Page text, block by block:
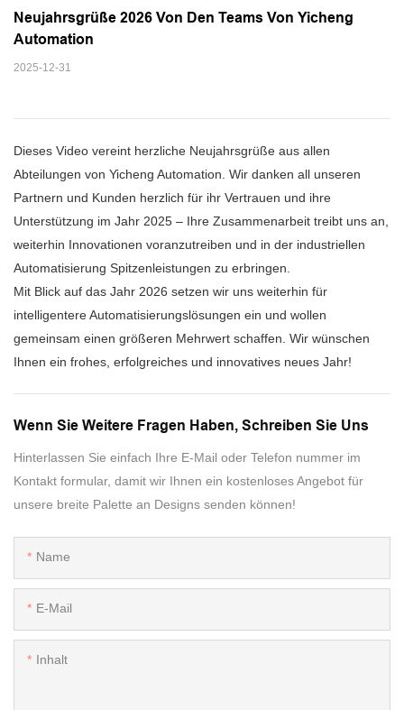
Neujahrsgrüße 2026 Von Den Teams Von Yicheng
Automation
2025-12-31
Dieses Video vereint herzliche Neujahrsgrüße aus allen
Abteilungen von Yicheng Automation. Wir danken all unseren
Partnern und Kunden herzlich für ihr Vertrauen und ihre
Unterstützung im Jahr 2025 – Ihre Zusammenarbeit treibt uns an,
weiterhin Innovationen voranzutreiben und in der industriellen
Automatisierung Spitzenleistungen zu erbringen.
Mit Blick auf das Jahr 2026 setzen wir uns weiterhin für
intelligentere Automatisierungslösungen ein und wollen
gemeinsam einen größeren Mehrwert schaffen. Wir wünschen
Ihnen ein frohes, erfolgreiches und innovatives neues Jahr!
Wenn Sie Weitere Fragen Haben, Schreiben Sie Uns
Hinterlassen Sie einfach Ihre E-Mail oder Telefon nummer im
Kontakt formular, damit wir Ihnen ein kostenloses Angebot für
unsere breite Palette an Designs senden können!
Name
E-Mail
Inhalt